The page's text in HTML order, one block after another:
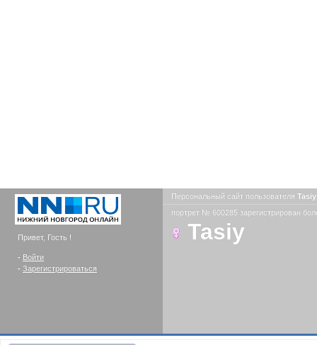
Привет, Гость !
- Войти
- Зарегистрироваться
Персональный сайт пользователя
портрет № 600285 зарегистрирован
Tasiy